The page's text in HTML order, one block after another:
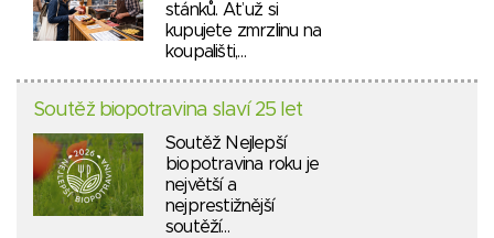
stánků. Ať už si
kupujete zmrzlinu na
koupališti,…
Soutěž biopotravina slaví 25 let
Soutěž Nejlepší
biopotravina roku je
největší a
nejprestižnější
soutěží…